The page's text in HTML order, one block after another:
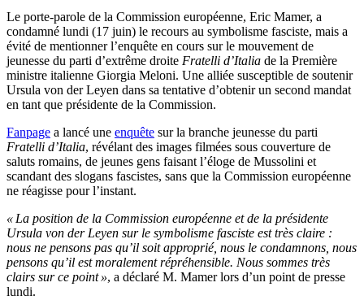
Le porte-parole de la Commission européenne, Eric Mamer, a
condamné lundi (17 juin) le recours au symbolisme fasciste, mais a
évité de mentionner l’enquête en cours sur le mouvement de
jeunesse du parti d’extrême droite Fratelli d’Italia de la Première
ministre italienne Giorgia Meloni. Une alliée susceptible de soutenir
Ursula von der Leyen dans sa tentative d’obtenir un second mandat
en tant que présidente de la Commission.
Fanpage a lancé une enquête sur la branche jeunesse du parti
Fratelli d’Italia, révélant des images filmées sous couverture de
saluts romains, de jeunes gens faisant l’éloge de Mussolini et
scandant des slogans fascistes, sans que la Commission européenne
ne réagisse pour l’instant.
« La position de la Commission européenne et de la présidente
Ursula von der Leyen sur le symbolisme fasciste est très claire :
nous ne pensons pas qu’il soit approprié, nous le condamnons, nous
pensons qu’il est moralement répréhensible. Nous sommes très
clairs sur ce point », a déclaré M. Mamer lors d’un point de presse
lundi.